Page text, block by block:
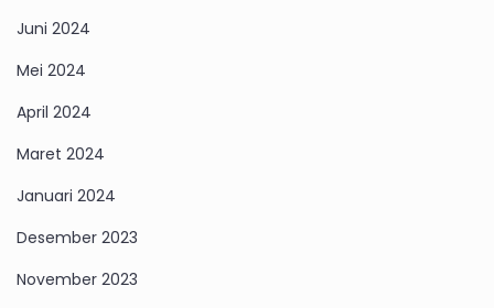
Juni 2024
Mei 2024
April 2024
Maret 2024
Januari 2024
Desember 2023
November 2023